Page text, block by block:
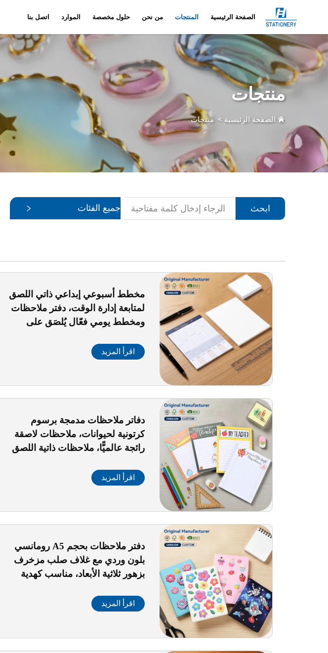
الصفحة الرئيسية المنتجات من نحن حلول مخصصة
تخصيص الدفاتر
الموارد
الأخبار
اتصل بنا
منتجات
الصفحة الرئيسية >منتجات
جميع الفئات ابحث
مخطط أسبوعي إبداعي ذاتي اللصق
لمتابعة إدارة الوقت، دفتر ملاحظات
ومخطط يومي فعّال يُلصَق على
اقرأ المزيد
دفاتر ملاحظات مدمجة برسوم
كرتونية لحيوانات، ملاحظات لاصقة
رائجة عالميًّا، ملاحظات ذاتية اللصق
وقوية الالتصاق
اقرأ المزيد
دفتر ملاحظات بحجم A5 رومانسي
بلون وردي مع غلاف صلب مزخرف
بزهور ثلاثية الأبعاد، مناسب كهدية
اقرأ المزيد